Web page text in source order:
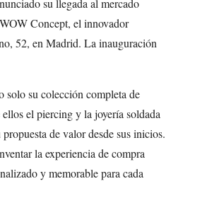
Concept, el innovador
52, en Madrid. La inauguración
solo su colección completa de
el piercing y la joyería soldada
de valor desde sus inicios.
la experiencia de compra
y memorable para cada